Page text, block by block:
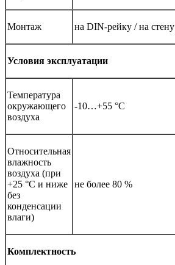
Монтаж на DIN-рейку / на стену
Условия эксплуатации
Температура
окружающего
воздуха
-10…+55 °С
Относительная
влажность
воздуха (при
+25 °С и ниже
без
конденсации
влаги)
не более 80 %
Комплектность